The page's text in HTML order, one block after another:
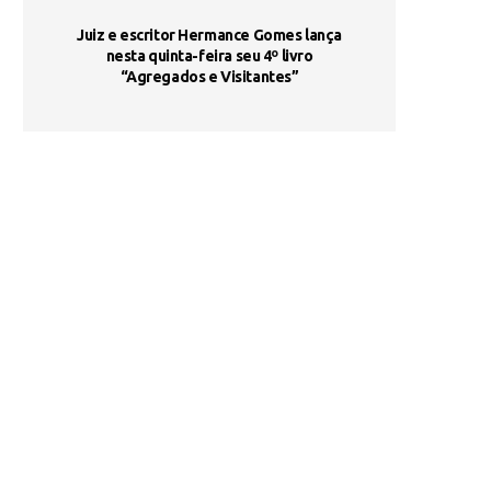
Juiz e escritor Hermance Gomes lança
nesta quinta-feira seu 4º livro
“Agregados e Visitantes”